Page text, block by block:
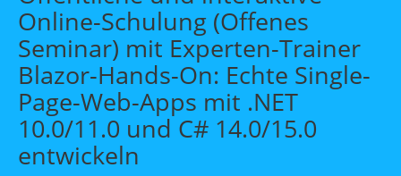
Themen
Beratung
Individuelle Schulungen
Offene Seminare
Wissen
Über uns
Online-Schulung (Offenes
Seminar) mit Experten-Trainer
Blazor-Hands-On: Echte Single-
Page-Web-Apps mit .NET
10.0/11.0 und C# 14.0/15.0
entwickeln